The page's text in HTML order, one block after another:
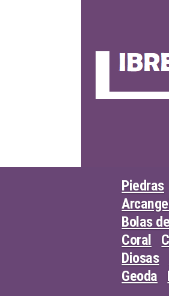
Piedras
Bolas
Coral
Diosas
Geoda